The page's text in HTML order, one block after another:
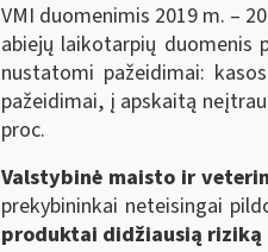
VMI duomenimis 2019 m. –
abiejų laikotarpių duomenis
nustatomi pažeidimai:
pažeidimai, į apskaitą
proc.
Valstybinė maisto ir
prekybininkai neteisingai
produktai didžiausią